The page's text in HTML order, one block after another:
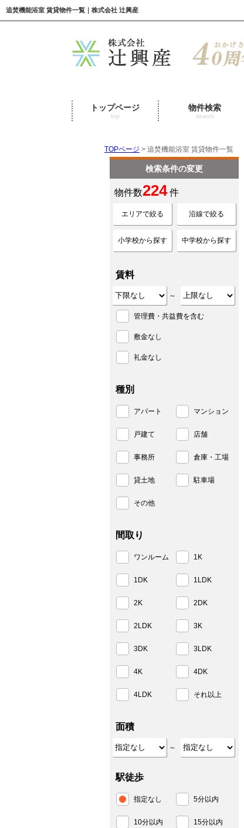
追焚機能浴室 賃貸物件一覧｜株式会社 辻興産
トップページ
top
物件検索
search
TOPページ > 追焚機能浴室 賃貸物件一覧
検索条件の変更
物件数224件
エリアで絞る 沿線で絞る
小学校から探す 中学校から探す
賃料
～
管理費・共益費を含む
敷金なし
礼金なし
種別
アパート マンション
戸建て 店舗
事務所 倉庫・工場
貸土地 駐車場
その他
間取り
ワンルーム 1K
1DK 1LDK
2K 2DK
2LDK 3K
3DK 3LDK
4K 4DK
4LDK それ以上
面積
～
駅徒歩
指定なし 5分以内
10分以内 15分以内